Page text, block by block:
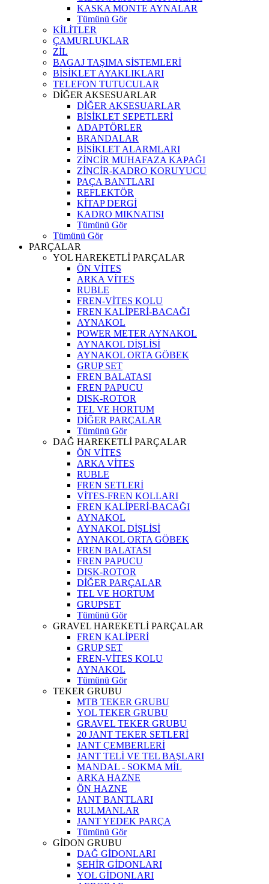
KASKA MONTE AYNALAR
Tümünü Gör
KİLİTLER
ÇAMURLUKLAR
ZİL
BAGAJ TAŞIMA SİSTEMLERİ
BİSİKLET AYAKLIKLARI
TELEFON TUTUCULAR
DİĞER AKSESUARLAR
DİĞER AKSESUARLAR
BİSİKLET SEPETLERİ
ADAPTÖRLER
BRANDALAR
BİSİKLET ALARMLARI
ZİNCİR MUHAFAZA KAPAĞI
ZİNCİR-KADRO KORUYUCU
PAÇA BANTLARI
REFLEKTÖR
KİTAP DERGİ
KADRO MIKNATISI
Tümünü Gör
Tümünü Gör
PARÇALAR
YOL HAREKETLİ PARÇALAR
ÖN VİTES
ARKA VİTES
RUBLE
FREN-VİTES KOLU
FREN KALİPERİ-BACAĞI
AYNAKOL
POWER METER AYNAKOL
AYNAKOL DİŞLİSİ
AYNAKOL ORTA GÖBEK
GRUP SET
FREN BALATASI
FREN PAPUCU
DISK-ROTOR
TEL VE HORTUM
DİĞER PARÇALAR
Tümünü Gör
DAĞ HAREKETLİ PARÇALAR
ÖN VİTES
ARKA VİTES
RUBLE
FREN SETLERİ
VİTES-FREN KOLLARI
FREN KALİPERİ-BACAĞI
AYNAKOL
AYNAKOL DİŞLİSİ
AYNAKOL ORTA GÖBEK
FREN BALATASI
FREN PAPUCU
DISK-ROTOR
DİĞER PARÇALAR
TEL VE HORTUM
GRUPSET
Tümünü Gör
GRAVEL HAREKETLİ PARÇALAR
FREN KALİPERİ
GRUP SET
FREN-VİTES KOLU
AYNAKOL
Tümünü Gör
TEKER GRUBU
MTB TEKER GRUBU
YOL TEKER GRUBU
GRAVEL TEKER GRUBU
20 JANT TEKER SETLERİ
JANT ÇEMBERLERİ
JANT TELİ VE TEL BAŞLARI
MANDAL - SOKMA MİL
ARKA HAZNE
ÖN HAZNE
JANT BANTLARI
RULMANLAR
JANT YEDEK PARÇA
Tümünü Gör
GİDON GRUBU
DAĞ GİDONLARI
ŞEHİR GİDONLARI
YOL GİDONLARI